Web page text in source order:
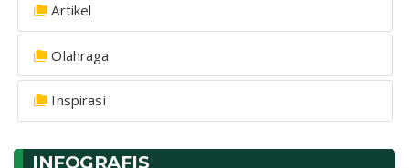
Artikel
Olahraga
Inspirasi
INFOGRAFIS